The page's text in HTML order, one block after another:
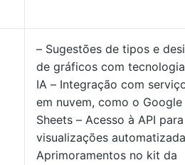
– Sugestões de tipos e
de gráficos com
IA – Integração com
em nuvem, como o Google
Sheets – Acesso à API para
visualizações
Aprimoramentos no kit da